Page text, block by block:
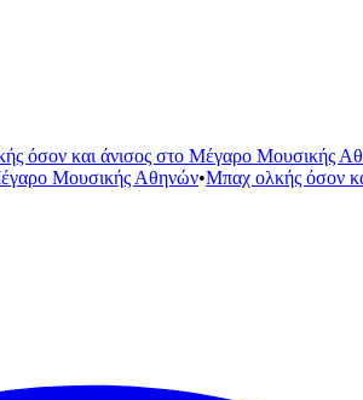
όσον και άνισος στο Μέγαρο Μουσικής
Μουσικής Αθηνών•Μπαχ ολκής όσον